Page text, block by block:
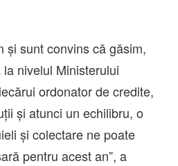
şi sunt convins că găsim,
nivelul Ministerului
ordonator de credite,
şi atunci un echilibru, o
şi colectare ne poate
pentru acest an”, a